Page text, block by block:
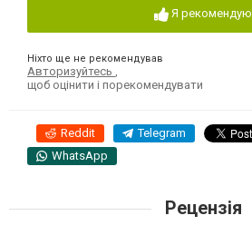
Я рекомендую
Ніхто ще не рекомендував
Авторизуйтесь
щоб оцінити і порекомендувати
Reddit Telegram
WhatsApp
Рецензія